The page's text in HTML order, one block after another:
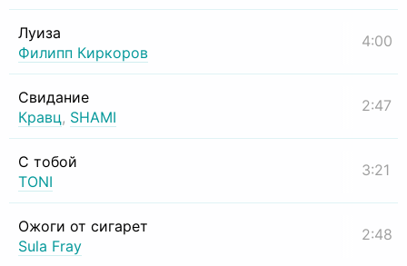
Луиза
Филипп Киркоров
4:00
Свидание
Кравц, SHAMI
2:47
С тобой
TONI
3:21
Ожоги от сигарет
Sula Fray
2:48